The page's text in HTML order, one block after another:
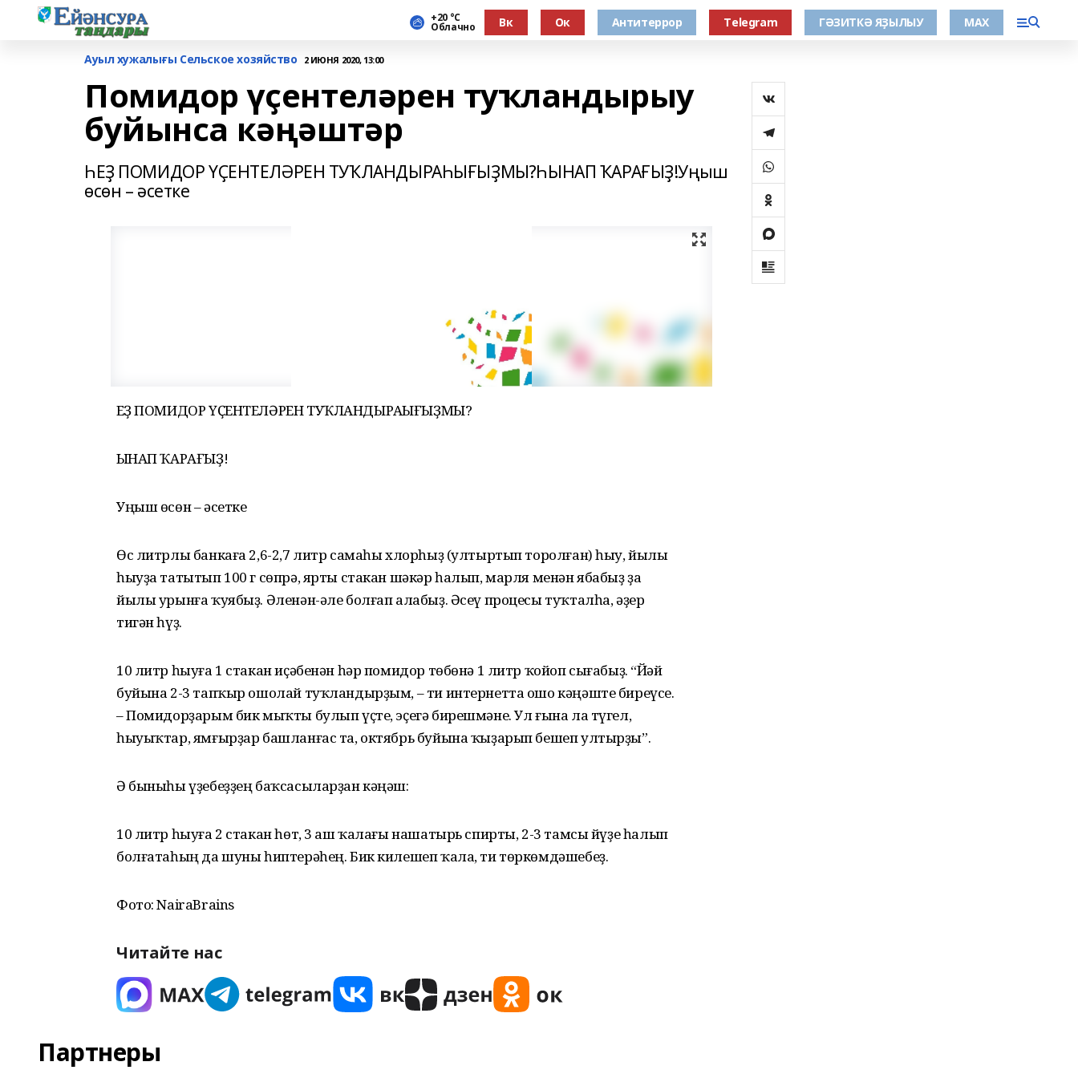
+20 °С
Облачно Вк Ок Антитеррор Тelegram ГӘЗИТКӘ ЯҘЫЛЫУ МАХ
Ауыл хужалығы Сельское хозяйство 2 ИЮНЯ 2020, 13:00
Помидор үҫентеләрен туҡландырыу
буйынса кәңәштәр
ҺЕҘ ПОМИДОР ҮҪЕНТЕЛӘРЕН ТУҠЛАНДЫРАҺЫҒЫҘМЫ?ҺЫНАП ҠАРАҒЫҘ!Уңыш
өсөн – әсетке
ҺЕҘ ПОМИДОР ҮҪЕНТЕЛӘРЕН ТУҠЛАНДЫРАҺЫҒЫҘМЫ?
ҺЫНАП ҠАРАҒЫҘ!
Уңыш өсөн – әсетке
Өс литрлы банкаға 2,6-2,7 литр самаһы хлорһыҙ (ултыртып торолған) һыу, йылы
һыуҙа татытып 100 г сөпрә, ярты стакан шәкәр һалып, марля менән ябабыҙ ҙа
йылы урынға ҡуябыҙ. Әленән-әле болғап алабыҙ. Әсеү процесы туҡталһа, әҙер
тигән һүҙ.
10 литр һыуға 1 стакан иҫәбенән һәр помидор төбөнә 1 литр ҡойоп сығабыҙ. “Йәй
буйына 2-3 тапҡыр ошолай туҡландырҙым, – ти интернетта ошо кәңәште биреүсе.
– Помидорҙарым бик мыҡты булып үҫте, эҫегә бирешмәне. Ул ғына ла түгел,
һыуыҡтар, ямғырҙар башланғас та, октябрь буйына ҡыҙарып бешеп ултырҙы”.
Ә быныһы үҙебеҙҙең баҡсасыларҙан кәңәш:
10 литр һыуға 2 стакан һөт, 3 аш ҡалағы нашатырь спирты, 2-3 тамсы йүҙе һалып
болғатаһың да шуны һиптерәһең. Бик килешеп ҡала, ти төркөмдәшебеҙ.
Фото: NairaBrains
Читайте нас
Партнеры